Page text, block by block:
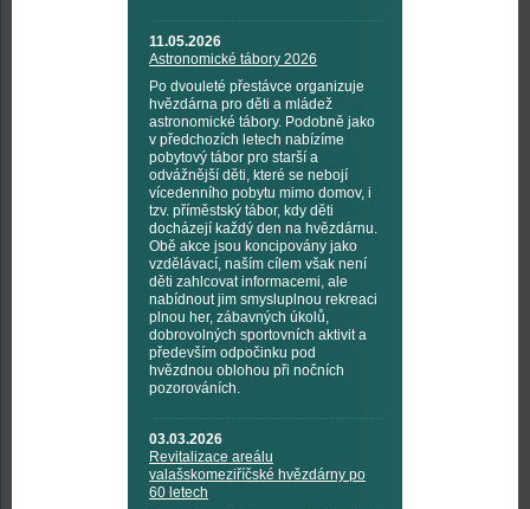
11.05.2026
Astronomické tábory 2026
Po dvouleté přestávce organizuje
hvězdárna pro děti a mládež
astronomické tábory. Podobně jako
v předchozích letech nabízíme
pobytový tábor pro starší a
odvážnější děti, které se nebojí
vícedenního pobytu mimo domov, i
tzv. příměstský tábor, kdy děti
docházejí každý den na hvězdárnu.
Obě akce jsou koncipovány jako
vzdělávací, naším cílem však není
děti zahlcovat informacemi, ale
nabídnout jim smysluplnou rekreaci
plnou her, zábavných úkolů,
dobrovolných sportovních aktivit a
především odpočinku pod
hvězdnou oblohou při nočních
pozorováních.
03.03.2026
Revitalizace areálu
valašskomeziříčské hvězdárny po
60 letech